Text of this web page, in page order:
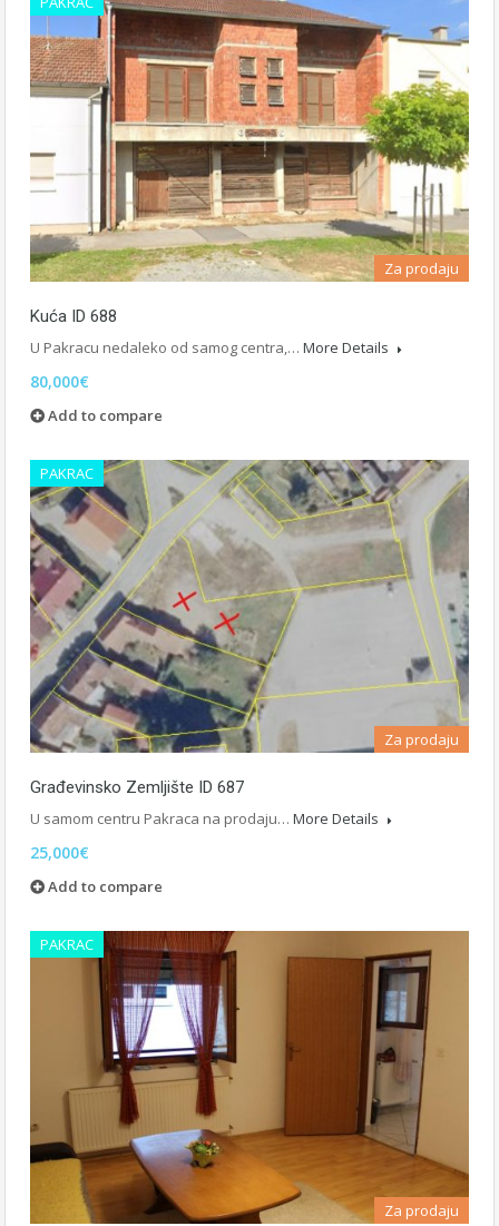
Za prodaju
Kuća ID 688
U Pakracu nedaleko od samog centra,… More Details
80,000€
Add to compare
PAKRAC
Za prodaju
Građevinsko Zemljište ID 687
U samom centru Pakraca na prodaju… More Details
25,000€
Add to compare
PAKRAC
Za prodaju